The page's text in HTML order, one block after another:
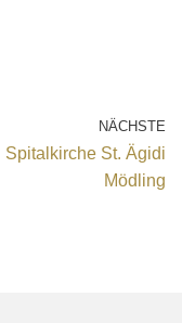
NÄCHSTE
Spitalkirche St. Ägidi
Mödling